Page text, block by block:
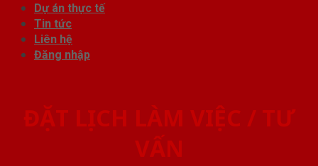
Dự án thực tế
Tin tức
Liên hệ
Đăng nhập
ĐẶT LỊCH LÀM VIỆC / TƯ
VẤN